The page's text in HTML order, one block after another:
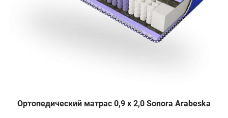
Ортопедический матрас 0,9 х 2,0 Sonora Arabeska